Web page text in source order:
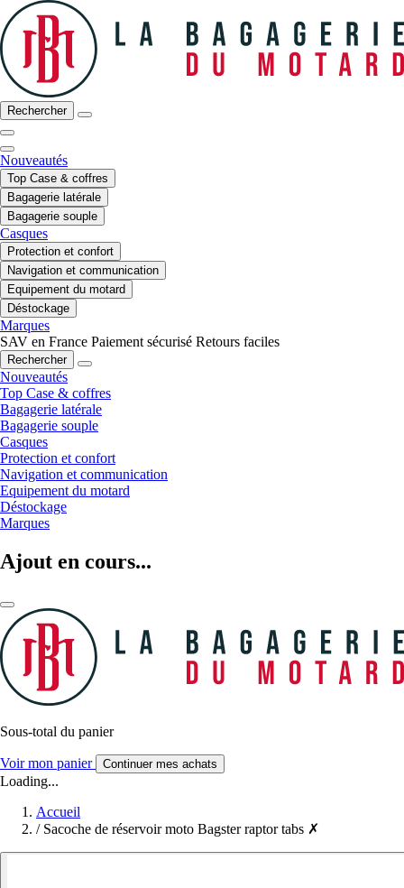
Rechercher
Nouveautés
Top Case & coffres
Bagagerie latérale
Bagagerie souple
Casques
Protection et confort
Navigation et communication
Equipement du motard
Déstockage
Marques
SAV en France Paiement sécurisé Retours faciles
Rechercher
Nouveautés
Top Case & coffres
Bagagerie latérale
Bagagerie souple
Casques
Protection et confort
Navigation et communication
Equipement du motard
Déstockage
Marques
Ajout en cours...
Sous-total du panier
Voir mon panier Continuer mes achats
Loading...
Accueil
/ Sacoche de réservoir moto Bagster raptor tabs ✗